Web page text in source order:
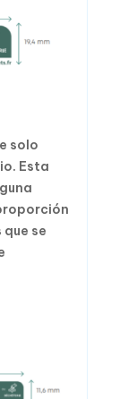
solo
Esta
se